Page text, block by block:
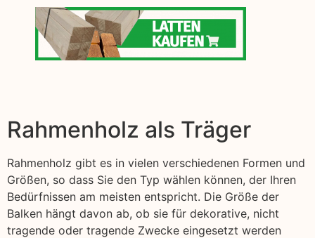
Rahmenholz als Träger
Rahmenholz gibt es in vielen verschiedenen Formen und
Größen, so dass Sie den Typ wählen können, der Ihren
Bedürfnissen am meisten entspricht. Die Größe der
Balken hängt davon ab, ob sie für dekorative, nicht
tragende oder tragende Zwecke eingesetzt werden